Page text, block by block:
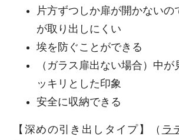
片方ずつしか扉が開かないの
が取り出しにくい
埃を防ぐことができる
（ガラス扉出ない場合）中が
ッキリとした印象
安全に収納できる
【深めの引き出しタイプ】（ ラ